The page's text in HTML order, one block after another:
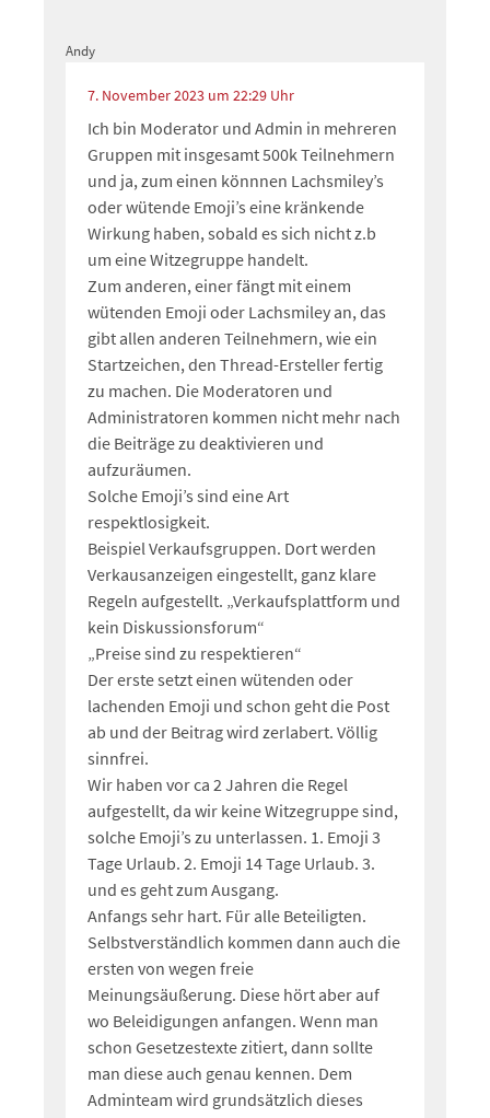
Andy
7. November 2023 um 22:29 Uhr
Ich bin Moderator und Admin in mehreren
Gruppen mit insgesamt 500k Teilnehmern
und ja, zum einen könnnen Lachsmiley’s
oder wütende Emoji’s eine kränkende
Wirkung haben, sobald es sich nicht z.b
um eine Witzegruppe handelt.
Zum anderen, einer fängt mit einem
wütenden Emoji oder Lachsmiley an, das
gibt allen anderen Teilnehmern, wie ein
Startzeichen, den Thread-Ersteller fertig
zu machen. Die Moderatoren und
Administratoren kommen nicht mehr nach
die Beiträge zu deaktivieren und
aufzuräumen.
Solche Emoji’s sind eine Art
respektlosigkeit.
Beispiel Verkaufsgruppen. Dort werden
Verkausanzeigen eingestellt, ganz klare
Regeln aufgestellt. „Verkaufsplattform und
kein Diskussionsforum“
„Preise sind zu respektieren“
Der erste setzt einen wütenden oder
lachenden Emoji und schon geht die Post
ab und der Beitrag wird zerlabert. Völlig
sinnfrei.
Wir haben vor ca 2 Jahren die Regel
aufgestellt, da wir keine Witzegruppe sind,
solche Emoji’s zu unterlassen. 1. Emoji 3
Tage Urlaub. 2. Emoji 14 Tage Urlaub. 3.
und es geht zum Ausgang.
Anfangs sehr hart. Für alle Beteiligten.
Selbstverständlich kommen dann auch die
ersten von wegen freie
Meinungsäußerung. Diese hört aber auf
wo Beleidigungen anfangen. Wenn man
schon Gesetzestexte zitiert, dann sollte
man diese auch genau kennen. Dem
Adminteam wird grundsätzlich dieses